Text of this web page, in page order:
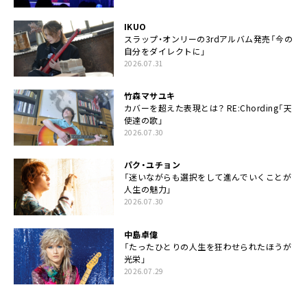
IKUO
スラップ・オンリーの3rdアルバム発売「今の
自分をダイレクトに」
2026.07.31
竹森マサユキ
カバーを超えた表現とは？ RE:Chording「天
使達の歌」
2026.07.30
パク・ユチョン
「迷いながらも選択をして進んでいくことが
人生の魅力」
2026.07.30
中島卓偉
「たったひとりの人生を狂わせられたほうが
光栄」
2026.07.29